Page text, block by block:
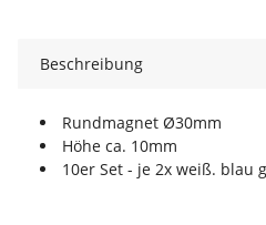
Beschreibung
Rundmagnet Ø30mm
Höhe ca. 10mm
10er Set - je 2x weiß. blau